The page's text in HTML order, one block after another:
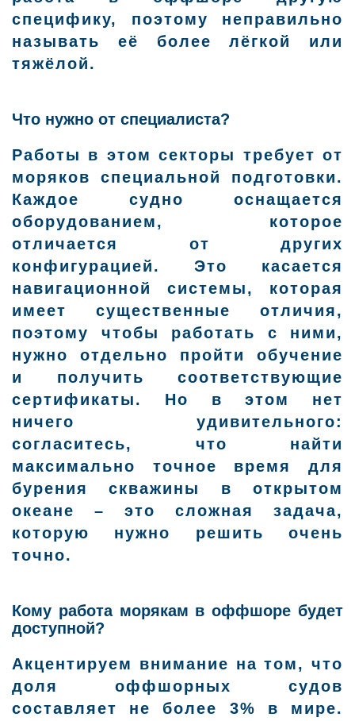
специфику, поэтому неправильно
называть её более лёгкой или
тяжёлой.
Что нужно от специалиста?
Работы в этом секторы требует от
моряков специальной подготовки.
Каждое судно оснащается
оборудованием, которое
отличается от других
конфигурацией. Это касается
навигационной системы, которая
имеет существенные отличия,
поэтому чтобы работать с ними,
нужно отдельно пройти обучение
и получить соответствующие
сертификаты. Но в этом нет
ничего удивительного:
согласитесь, что найти
максимально точное время для
бурения скважины в открытом
океане – это сложная задача,
которую нужно решить очень
точно.
Кому работа морякам в оффшоре будет
доступной?
Акцентируем внимание на том, что
доля оффшорных судов
составляет не более 3% в мире.